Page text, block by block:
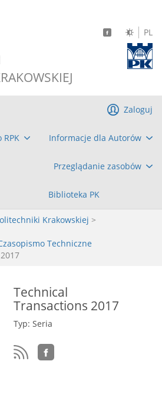
PL
Informacje dla Autorów
Przeglądanie zasobów
Biblioteka PK
Zaloguj
Krakowskiej >
Techniczne
Technical
Transactions 2017
Typ: Seria